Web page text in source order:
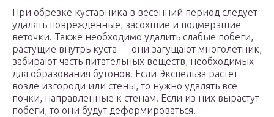
При обрезке кустарника в весенний период следует
удалять поврежденные, засохшие и подмерзшие
веточки. Также необходимо удалить слабые побеги,
растущие внутрь куста — они загущают многолетник,
забирают часть питательных веществ, необходимых
для образования бутонов. Если Эксцельза растет
возле изгороди или стены, то нужно удалять все
почки, направленные к стенам. Если из них вырастут
побеги, то они будут деформироваться.